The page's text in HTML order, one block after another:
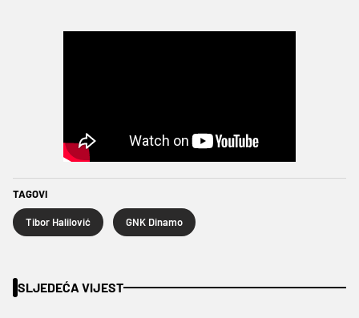
TAGOVI
Tibor Halilović GNK Dinamo
SLJEDEĆA VIJEST